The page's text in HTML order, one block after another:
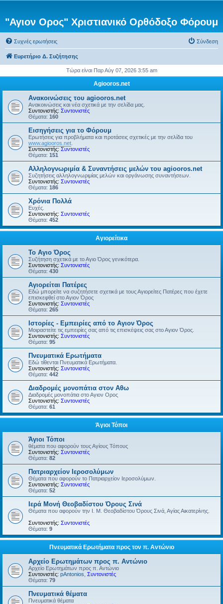
"Αγιον Ορος" Χριστιανικό Ορθόδοξο Φόρουμ
Συχνές ερωτήσεις Σύνδεση
Ευρετήριο Δ. Συζήτησης
Τώρα είναι Παρ Αύγ 07, 2026 3:55 am
Agiooros.net
Ανακοινώσεις του agiooros.net
Ανακοινώσεις και νέα σχετικά με την σελίδα μας.
Συντονιστής: Συντονιστές
Θέματα: 160
Εισηγήσεις για το Φόρουμ
Ερωτήσεις για προβλήματα και προτάσεις σχετικές με την σελίδα του
www.agiooros.net
Συντονιστής: Συντονιστές
Θέματα: 151
Αλληλογνωριμία & Συναντήσεις μελών του agiooros.net
Συζητήσεις αλληλογνωριμίας μελών και οργάνωσης συναντήσεων.
Συντονιστής: Συντονιστές
Θέματα: 186
Χρόνια Πολλά
Ευχές.
Συντονιστής: Συντονιστές
Θέματα: 452
Αγιορείτικα
Το Αγιο Όρος
Συζήτηση σχετικά με το Αγιο Όρος γενικότερα.
Συντονιστής: Συντονιστές
Θέματα: 430
Αγιορείται Πατέρες
Εδώ μπορείτε να συζητήσετε σχετικά με τους Αγιορείτες Πατέρες που έχετε
επισκεφθεί στο Αγιον Όρος
Συντονιστής: Συντονιστές
Θέματα: 265
Ιστορίες - Εμπειρίες από το Αγιον Όρος
Μοιραστείτε τις εμπειρίες σας από τις επισκέψεις σας στο Αγιον Όρος.
Συντονιστής: Συντονιστές
Θέματα: 95
Πνευματικά Ερωτήματα
Εδώ τίθενται Πνευματικά Ερωτήματα.
Συντονιστής: Συντονιστές
Θέματα: 442
Διαδρομές μονοπάτια στον Αθω
Διαδρομές μονοπάτια στο Αγιον Ορος
Συντονιστής: Συντονιστές
Θέματα: 61
Άγιοι Τόποι
Άγιοι Τόποι
θέματα που αφορούν τους Αγίους Τόπους
Συντονιστής: Συντονιστές
Θέματα: 82
Πατριαρχείον Ιεροσολύμων
Θέματα που αφορούν το Πατριαρχείον Ιεροσολύμων.
Συντονιστής: Συντονιστές
Θέματα: 52
Ιερά Μονή Θεοβαδίστου Όρους Σινά
Θέματα που αφορούν την Ι. Μ. Θεοβαδίστου Όρους Σινά, Αγίας Αικατερίνης.
Συντονιστής: Συντονιστές
Θέματα: 9
Πνευματικά Ερωτήματα προς τον π. Αντώνιο
Αρχείο Ερωτημάτων προς π. Αντώνιο
Αρχείο Ερωτημάτων προς π. Αντώνιο
Συντονιστές: pAntonios Συντονιστές
Θέματα: 79
Πνευματικά θέματα
Πνευματικά θέματα